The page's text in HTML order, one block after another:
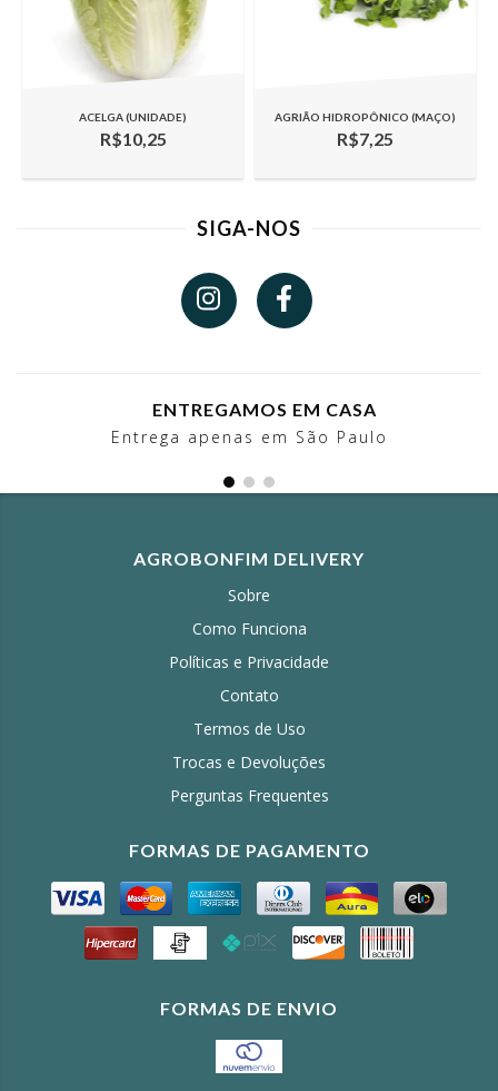
ACELGA (UNIDADE)
R$10,25
AGRIÃO HIDROPÔNICO (MAÇO)
R$7,25
SIGA-NOS
ENTREGAMOS EM CASA
Entrega apenas em São Paulo
AGROBONFIM DELIVERY
Sobre
Como Funciona
Políticas e Privacidade
Contato
Termos de Uso
Trocas e Devoluções
Perguntas Frequentes
FORMAS DE PAGAMENTO
FORMAS DE ENVIO